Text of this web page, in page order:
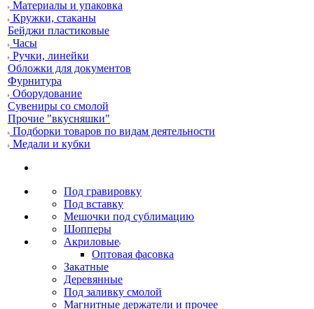
Материалы и упаковка
Кружки, стаканы
Бейджи пластиковые
Часы
Ручки, линейки
Обложки для документов
Фурнитура
Оборудование
Сувениры со смолой
Прочие "вкусняшки"
Подборки товаров по видам деятельности
Медали и кубки
Под гравировку
Под вставку
Мешочки под сублимацию
Шопперы
Акриловые
Оптовая фасовка
Закатные
Деревянные
Под заливку смолой
Магнитные держатели и прочее